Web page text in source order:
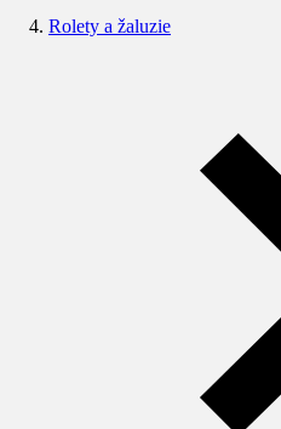
Rolety a žaluzie